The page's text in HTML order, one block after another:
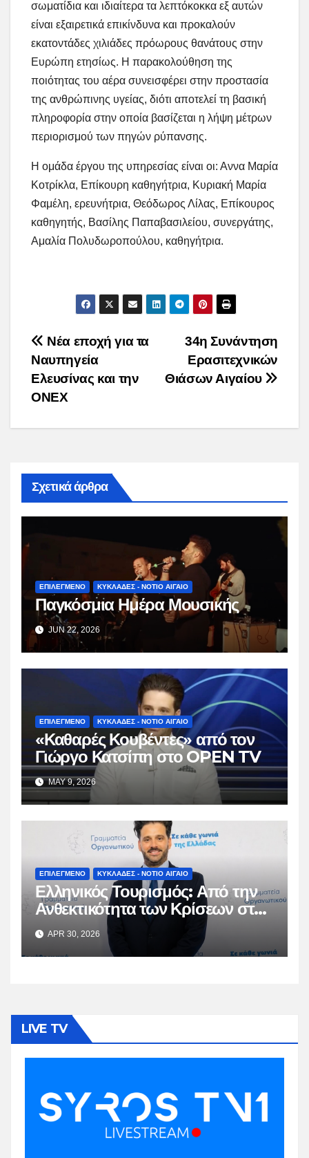
σωματίδια και ιδιαίτερα τα λεπτόκοκκα εξ αυτών
είναι εξαιρετικά επικίνδυνα και προκαλούν
εκατοντάδες χιλιάδες πρόωρους θανάτους στην
Ευρώπη ετησίως. Η παρακολούθηση της
ποιότητας του αέρα συνεισφέρει στην προστασία
της ανθρώπινης υγείας, διότι αποτελεί τη βασική
πληροφορία στην οποία βασίζεται η λήψη μέτρων
περιορισμού των πηγών ρύπανσης.
Η ομάδα έργου της υπηρεσίας είναι οι: Αννα Μαρία
Κοτρίκλα, Επίκουρη καθηγήτρια, Κυριακή Μαρία
Φαμέλη, ερευνήτρια, Θεόδωρος Λίλας, Επίκουρος
καθηγητής, Βασίλης Παπαβασιλείου, συνεργάτης,
Αμαλία Πολυδωροπούλου, καθηγήτρια.
Post
navigation
34η Συνάντηση
Ερασιτεχνικών
Θιάσων Αιγαίου
Νέα εποχή για τα
Ναυπηγεία
Ελευσίνας και την
ΟΝΕΧ
Σχετικά άρθρα
ΕΠΙΛΕΓΜΕΝΟ ΚΥΚΛΑΔΕΣ - ΝΟΤΙΟ ΑΙΓΑΙΟ
Παγκόσμια Ημέρα Μουσικής
JUN 22, 2026
ΕΠΙΛΕΓΜΕΝΟ ΚΥΚΛΑΔΕΣ - ΝΟΤΙΟ ΑΙΓΑΙΟ
«Καθαρές Κουβέντες» από τον
Γιώργο Κατσίπη στο OPEN TV
MAY 9, 2026
ΕΠΙΛΕΓΜΕΝΟ ΚΥΚΛΑΔΕΣ - ΝΟΤΙΟ ΑΙΓΑΙΟ
Ελληνικός Τουρισμός: Από την
Ανθεκτικότητα των Κρίσεων στη
Βιώσιμη Ωρίμαση
APR 30, 2026
LIVE TV